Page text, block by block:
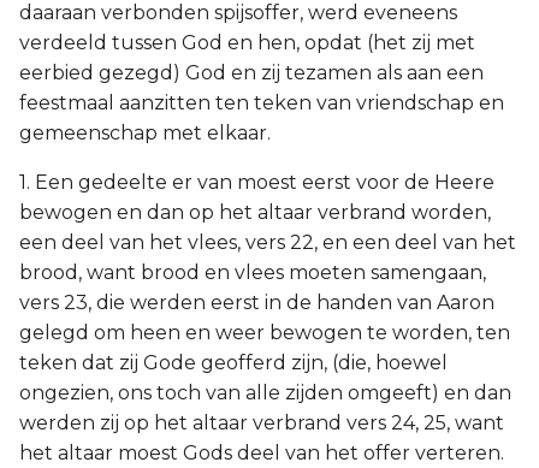
daaraan verbonden spijsoffer, werd eveneens
verdeeld tussen God en hen, opdat (het zij met
eerbied gezegd) God en zij tezamen als aan een
feestmaal aanzitten ten teken van vriendschap en
gemeenschap met elkaar.
1. Een gedeelte er van moest eerst voor de Heere
bewogen en dan op het altaar verbrand worden,
een deel van het vlees, vers 22, en een deel van het
brood, want brood en vlees moeten samengaan,
vers 23, die werden eerst in de handen van Aaron
gelegd om heen en weer bewogen te worden, ten
teken dat zij Gode geofferd zijn, (die, hoewel
ongezien, ons toch van alle zijden omgeeft) en dan
werden zij op het altaar verbrand vers 24, 25, want
het altaar moest Gods deel van het offer verteren.